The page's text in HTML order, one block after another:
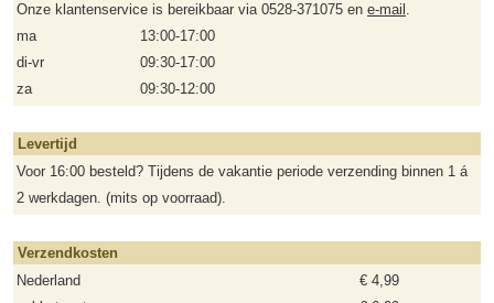
Onze klantenservice is bereikbaar via 0528-371075 en e-mail .
ma
13:00-17:00
di-vr
09:30-17:00
za
09:30-12:00
Levertijd
Voor 16:00 besteld? Tijdens de vakantie periode verzending binnen 1 á
2 werkdagen. (mits op voorraad).
Verzendkosten
Nederland
€ 4,99